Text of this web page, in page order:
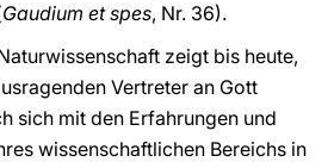
Gaudium et spes, Nr. 36).
zeigt bis heute,
Vertreter an Gott
sich mit den Erfahrungen und
wissenschaftlichen Bereichs in